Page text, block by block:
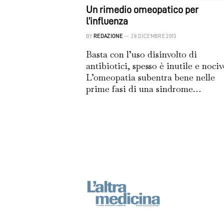
Un rimedio omeopatico per
l’influenza
BY REDAZIONE 28 DICEMBRE 2013
Basta con l’uso disinvolto di
antibiotici, spesso è inutile e
L’omeopatia subentra bene nelle
prime fasi di una sindrome…